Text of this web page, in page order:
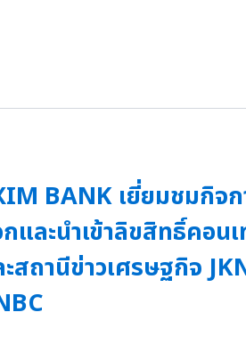
BANK เยี่ยมชมกิจ
และนำเข้าลิขสิทธิ์คอน
สถานีข่าวเศรษฐกิจ